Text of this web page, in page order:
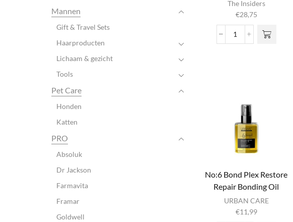
The Insiders
€28,75
Go
aantal
No:6 Bond Plex Restore
Repair Bonding Oil
URBAN CARE
€11,99
Mannen
Gift & Travel Sets
Haarproducten
Lichaam & gezicht
Tools
Pet Care
Honden
Katten
PRO
Absoluk
Dr Jackson
Farmavita
Framar
Goldwell